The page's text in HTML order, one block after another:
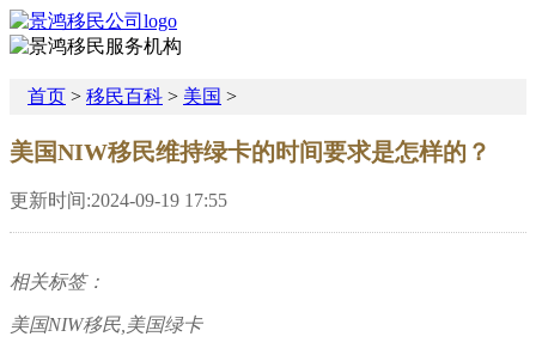
首页 > 移民百科 > 美国 >
美国NIW移民维持绿卡的时间要求是怎样的？
更新时间:2024-09-19 17:55
相关标签：
美国NIW移民,美国绿卡